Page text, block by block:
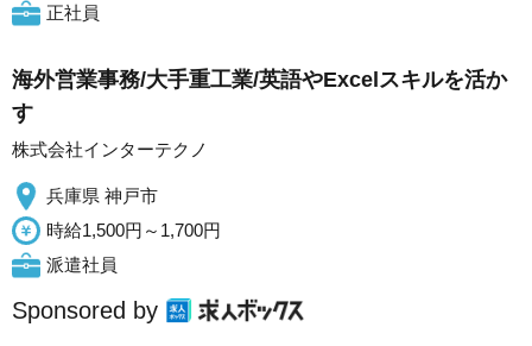
正社員
海外営業事務/大手重工業/英語やExcelスキルを活か
す
株式会社インターテクノ
兵庫県 神戸市
時給1,500円～1,700円
派遣社員
Sponsored by